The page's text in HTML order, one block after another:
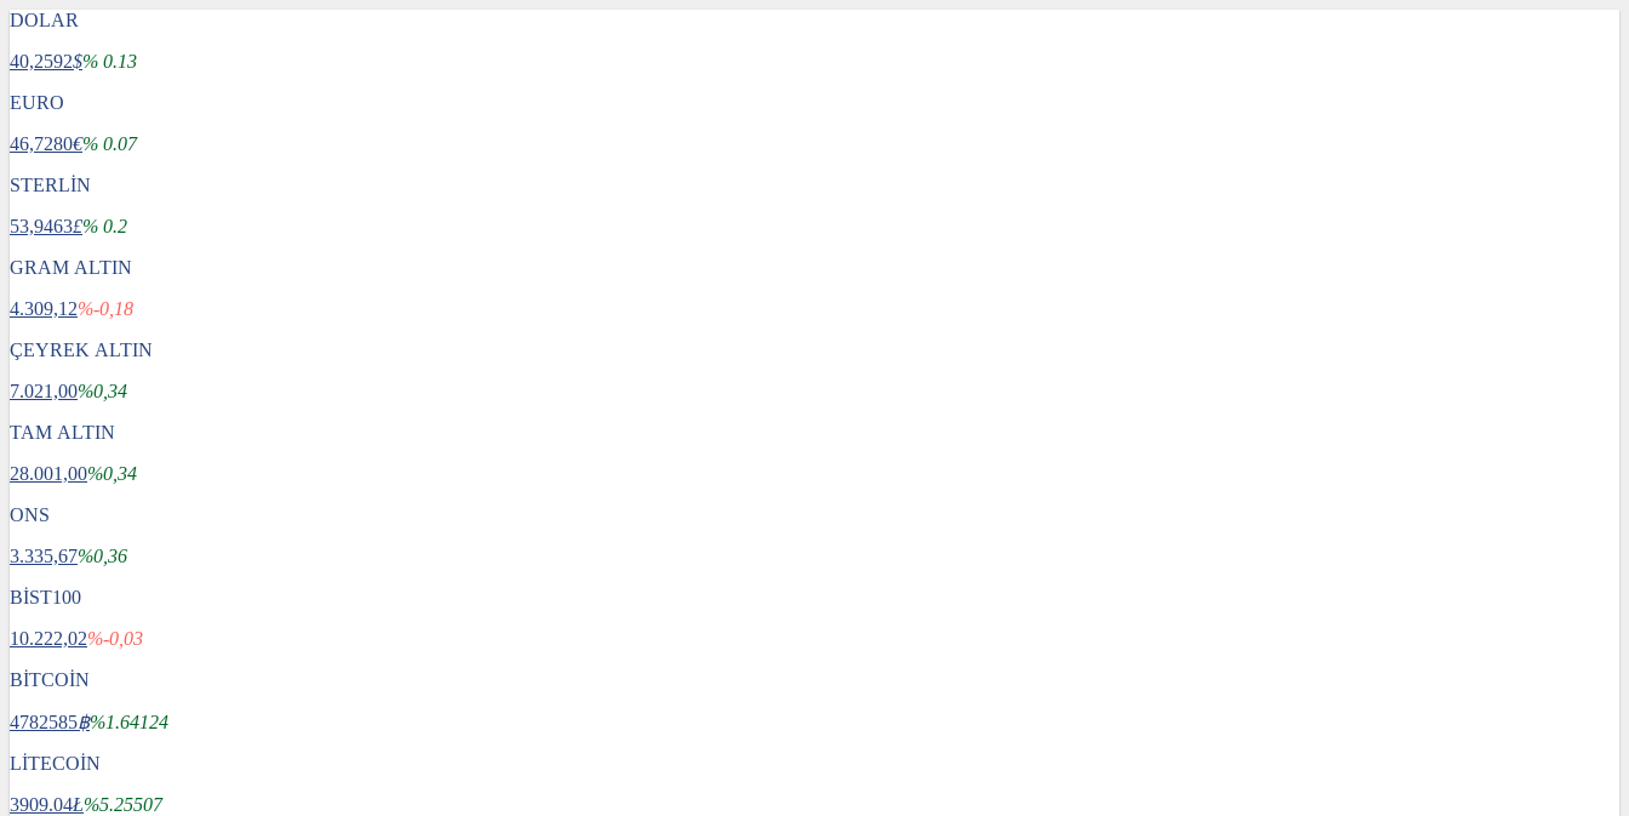
DOLAR
40,2592$% 0.13
EURO
46,7280€% 0.07
STERLİN
53,9463£% 0.2
GRAM ALTIN
4.309,12%-0,18
ÇEYREK ALTIN
7.021,00%0,34
TAM ALTIN
28.001,00%0,34
ONS
3.335,67%0,36
BİST100
10.222,02%-0,03
BİTCOİN
4782585฿%1.64124
LİTECOİN
3909.04Ł%5.25507